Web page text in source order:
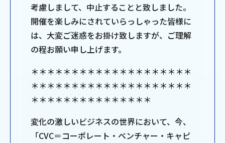
考慮しまして、中止することと致しました。
開催を楽しみにされていらっしゃった皆様に
は、大変ご迷惑をお掛け致しますが、ご理解
の程お願い申し上げます。
＊＊＊＊＊＊＊＊＊＊＊＊＊＊＊＊＊＊＊＊
＊＊＊＊＊＊＊＊＊＊＊＊＊＊＊＊＊＊＊＊
＊＊＊＊＊＊＊＊＊＊＊＊＊＊＊
変化の激しいビジネスの世界において、今、
「CVC＝コーポレート・ベンチャー・キャピ